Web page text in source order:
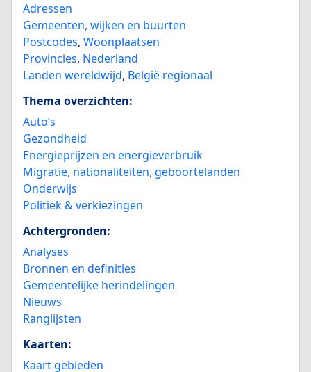
Adressen
Gemeenten, wijken en buurten
Postcodes, Woonplaatsen
Provincies, Nederland
Landen wereldwijd, België regionaal
Thema overzichten:
Auto’s
Gezondheid
Energieprijzen en energieverbruik
Migratie, nationaliteiten, geboortelanden
Onderwijs
Politiek & verkiezingen
Achtergronden:
Analyses
Bronnen en definities
Gemeentelijke herindelingen
Nieuws
Ranglijsten
Kaarten:
Kaart gebieden